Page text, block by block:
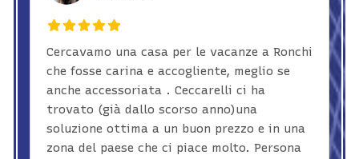
Cercavamo una casa per le vacanze a Ronchi
che fosse carina e accogliente, meglio se
anche accessoriata . Ceccarelli ci ha
trovato (già dallo scorso anno)una
soluzione ottima a un buon prezzo e in una
zona del paese che ci piace molto. Persona